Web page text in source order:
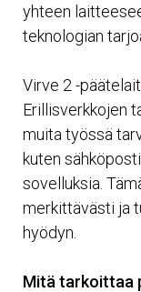
yhteen
teknologian
Virve 2 -
Erillisverkkojen
muita työssä
kuten
sovelluksia.
merkittävästi ja
hyödyn.
Mitä tarkoittaa